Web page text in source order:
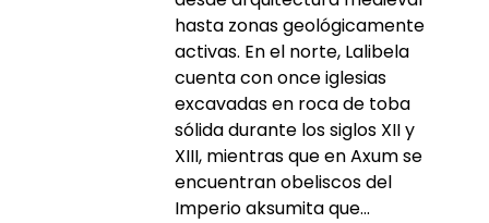
hasta zonas geológicamente
activas. En el norte, Lalibela
cuenta con once iglesias
excavadas en roca de toba
sólida durante los siglos XII y
XIII, mientras que en Axum se
encuentran obeliscos del
Imperio aksumita que...